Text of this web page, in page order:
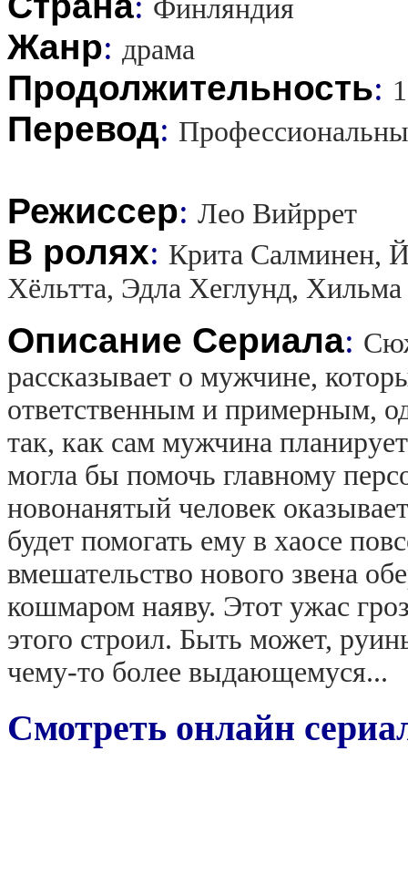
Финляндия
Жанр: драма
Продолжительность:
Перевод:
Режиссер: Лео Вийррет
В ролях: Крита Салминен,
Хёльтта, Эдла Хеглунд,
Описание Сериала:
рассказывает о мужчине,
ответственным и примерным,
так, как сам мужчина
могла бы помочь главному
новонанятый человек
будет помогать ему в хаосе
вмешательство нового звена
кошмаром наяву. Этот ужас
этого строил. Быть может,
чему-то более выдающемуся...
Смотреть онлайн